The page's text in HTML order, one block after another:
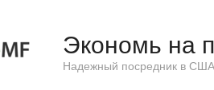
Экономь на
Надежный посредник в США